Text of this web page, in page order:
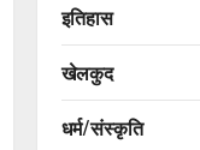
इतिहास
खेलकुद
धर्म/संस्कृति